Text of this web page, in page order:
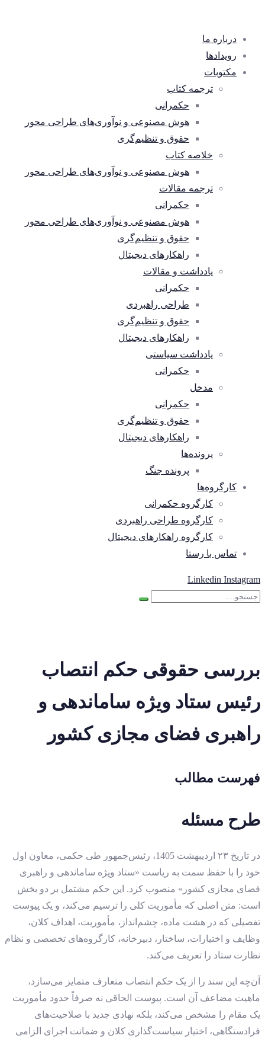
درباره ما
رویدادها
مکتوبات
ترجمه کتاب
حکمرانی
هوش مصنوعی و نوآوری‌های طراحی محور
حقوق و تنظیم‌گری
خلاصه کتاب
هوش مصنوعی و نوآوری‌های طراحی محور
ترجمه مقالات
حکمرانی
هوش مصنوعی و نوآوری‌های طراحی محور
حقوق و تنظیم‌گری
راهکارهای دیجیتال
یادداشت و مقالات
حکمرانی
طراحی راهبردی
حقوق و تنظیم‌گری
راهکارهای دیجیتال
یادداشت سیاستی
حکمرانی
مدخل
حکمرانی
حقوق و تنظیم‌گری
راهکارهای دیجیتال
پرونده‌ها
پرونده جنگ
کارگروه‌ها
کارگروه حکمرانی
کارگروه طراحی راهبردی
کارگروه راهکارهای دیجیتال
تماس با رستا
Linkedin Instagram
بررسی حقوقی حکم انتصاب
رئیس ستاد ویژه ساماندهی و
راهبری فضای مجازی کشور
فهرست مطالب
طرح مسئله
در تاریخ ۲۳ اردیبهشت 1405، رئیس‌جمهور طی حکمی، معاون اول
خود را با حفظ سمت به ریاست «ستاد ویژه ساماندهی و راهبری
فضای مجازی کشور» منصوب کرد. این حکم مشتمل بر دو بخش
است: متن اصلی که مأموریت کلی را ترسیم می‌کند، و یک پیوست
تفصیلی که در هشت ماده، چشم‌انداز، مأموریت، اهداف کلان،
وظایف و اختیارات، ساختار، دبیرخانه، کارگروه‌های تخصصی و نظام
نظارت ستاد را تعریف می‌کند.
آن‌چه این سند را از یک حکم انتصاب متعارف متمایز می‌سازد،
ماهیت مضاعف آن است. پیوست الحاقی نه صرفاً حدود مأموریت
یک مقام را مشخص می‌کند، بلکه نهادی جدید با صلاحیت‌های
فرادستگاهی، اختیار سیاست‌گذاری کلان و ضمانت اجرای الزامی